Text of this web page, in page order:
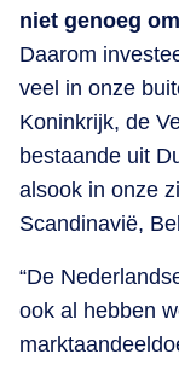
niet genoeg
Daarom
veel in onze
Koninkrijk, de
bestaande uit
alsook in onze
Scandinavië,
“De
ook al hebben